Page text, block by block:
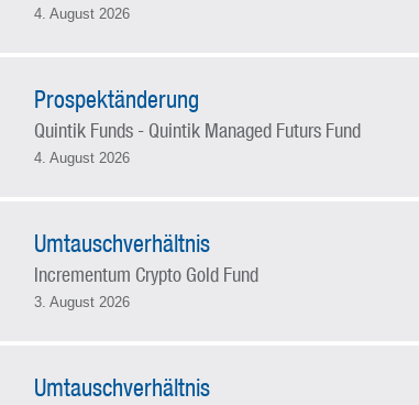
4. August 2026
Prospektänderung
Quintik Funds - Quintik Managed Futurs Fund
4. August 2026
Umtauschverhältnis
Incrementum Crypto Gold Fund
3. August 2026
Umtauschverhältnis